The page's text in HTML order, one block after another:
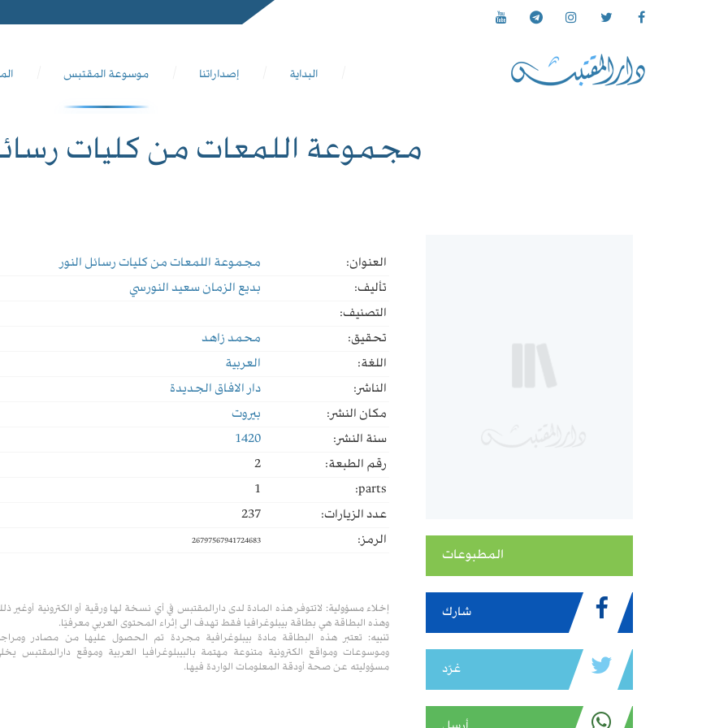
البداية إصداراتنا موسوعة المقتبس
مجموعة اللمعات من كليات
المطبوعات
شارك
غرّد
العنوان:
مجموعة اللمعات من كليات رسائل النور
تأليف:
بديع الزمان سعيد النورسي
التصنيف:
تحقيق:
محمد زاهد
اللغة:
العربية
الناشر:
دار الافاق الجديدة
مكان النشر:
بيروت
سنة النشر:
1420
رقم الطبعة:
2
parts:
1
عدد الزيارات:
237
الرمز:
26797567941724683
إخلاء مسؤولية: لاتتوفر هذه المادة لدى دارالمقتبس في أي نسخة لها ورقية أو الكترونية أوغير
وهذه البطاقة هي بطاقة بيبلوغرافيا فقط تهدف الى إثراء المحتوى العربي معرفيًا.
تنبيه: تعتبر هذه البطاقة مادة بيبلوغرافية مجردة تم الحصول عليها من مصادر
وموسوعات ومواقع الكترونية متنوعة مهتمة بالبيبلوغرافيا العربية وموقع دارالمقتبس
مسؤوليته عن صحة أودقة المعلومات الواردة فيها.